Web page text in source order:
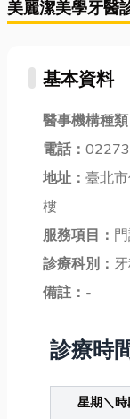
美麗潔美學牙醫
基本資料
醫事機構種類
電話：
地址： 臺北
樓
服務項目：
診療科別：
備註： -
診療時
星期＼